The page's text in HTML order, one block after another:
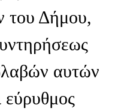
του Δήμου,
αυτών